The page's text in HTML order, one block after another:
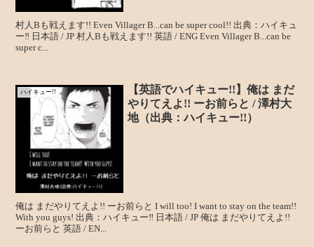
村人Bも戦えます!! Even Villager B...can be super cool!! 出典：ハイキュ
ー‼ 日本語 / JP 村人Bも戦えます!! 英語 / ENG Even Villager B...can be
super c...
ハイキュー!!
【英語でハイキュー!!】俺は まだ
やりてえよ!! ーお前らと / 澤村大
地（出典：ハイキュー!!）
俺は まだやりてえよ!! ーお前らと I will too! I want to stay on the team!!
With you guys! 出典：ハイキュー‼ 日本語 / JP 俺は まだやりてえよ!!
ーお前らと 英語 / EN...